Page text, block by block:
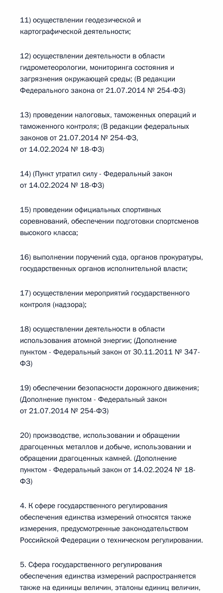
11) осуществлении геодезической и
картографической деятельности;
12) осуществлении деятельности в области
гидрометеорологии, мониторинга состояния и
загрязнения окружающей среды; (В редакции
Федерального закона от 21.07.2014 № 254-ФЗ)
13) проведении налоговых, таможенных операций и
таможенного контроля; (В редакции федеральных
законов от 21.07.2014 № 254-ФЗ,
от 14.02.2024 № 18-ФЗ)
14) (Пункт утратил силу - Федеральный закон
от 14.02.2024 № 18-ФЗ)
15) проведении официальных спортивных
соревнований, обеспечении подготовки спортсменов
высокого класса;
16) выполнении поручений суда, органов прокуратуры,
государственных органов исполнительной власти;
17) осуществлении мероприятий государственного
контроля (надзора);
18) осуществлении деятельности в области
использования атомной энергии; (Дополнение
пунктом - Федеральный закон от 30.11.2011 № 347-
ФЗ)
19) обеспечении безопасности дорожного движения;
(Дополнение пунктом - Федеральный закон
от 21.07.2014 № 254-ФЗ)
20) производстве, использовании и обращении
драгоценных металлов и добыче, использовании и
обращении драгоценных камней. (Дополнение
пунктом - Федеральный закон от 14.02.2024 № 18-
ФЗ)
4. К сфере государственного регулирования
обеспечения единства измерений относятся также
измерения, предусмотренные законодательством
Российской Федерации о техническом регулировании.
5. Сфера государственного регулирования
обеспечения единства измерений распространяется
также на единицы величин, эталоны единиц величин,